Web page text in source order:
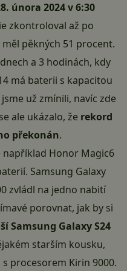
února 2024 v 6:30
zkontroloval až po
pěkných 51 procent.
a 3 hodinách, kdy
má baterii s kapacitou
už zmínili, navíc zde
ale ukázalo, že rekord
překonán.
například Honor Magic6
Samsung Galaxy
zvládl na jedno nabití
porovnat, jak by si
Samsung Galaxy S24
starším kousku,
procesorem Kirin 9000.